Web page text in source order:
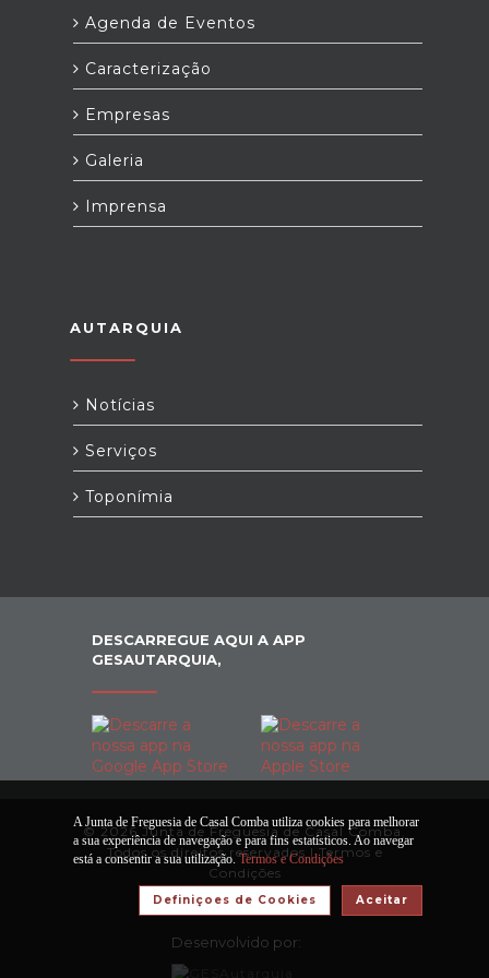
Agenda de Eventos
Caracterização
Empresas
Galeria
Imprensa
AUTARQUIA
Notícias
Serviços
Toponímia
DESCARREGUE AQUI A APP
GESAUTARQUIA,
© 2026 Junta de Freguesia de Casal Comba.
Todos os direitos reservados |Termos e
Condições
Desenvolvido por:
A Junta de Freguesia de Casal Comba utiliza cookies para melhorar
a sua experiência de navegação e para fins estatísticos. Ao navegar
está a consentir a sua utilização.Termos e Condições
Aceitar
Definiçoes de Cookies